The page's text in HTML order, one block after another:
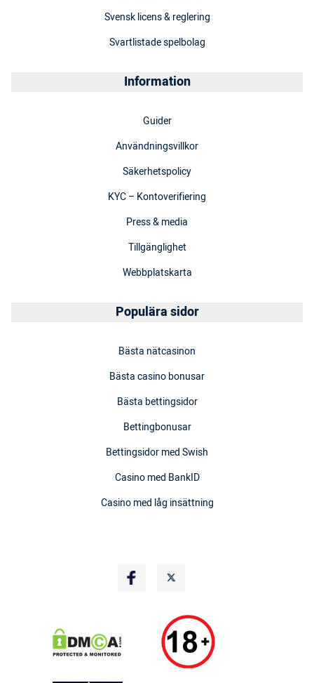
Svensk licens & reglering
Svartlistade spelbolag
Information
Guider
Användningsvillkor
Säkerhetspolicy
KYC – Kontoverifiering
Press & media
Tillgänglighet
Webbplatskarta
Populära sidor
Bästa nätcasinon
Bästa casino bonusar
Bästa bettingsidor
Bettingbonusar
Bettingsidor med Swish
Casino med BankID
Casino med låg insättning